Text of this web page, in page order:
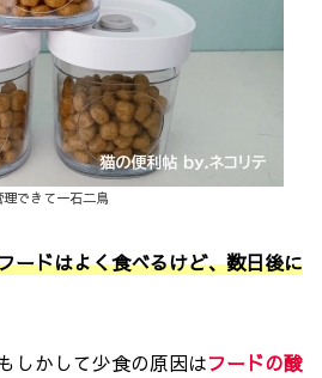
できて一石二鳥
ードはよく食べるけど、数日後に
しかして少食の原因はフードの酸